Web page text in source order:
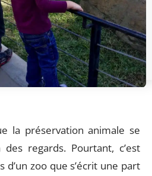
la préservation animale se
regards. Pourtant, c’est
d’un zoo que s’écrit une part